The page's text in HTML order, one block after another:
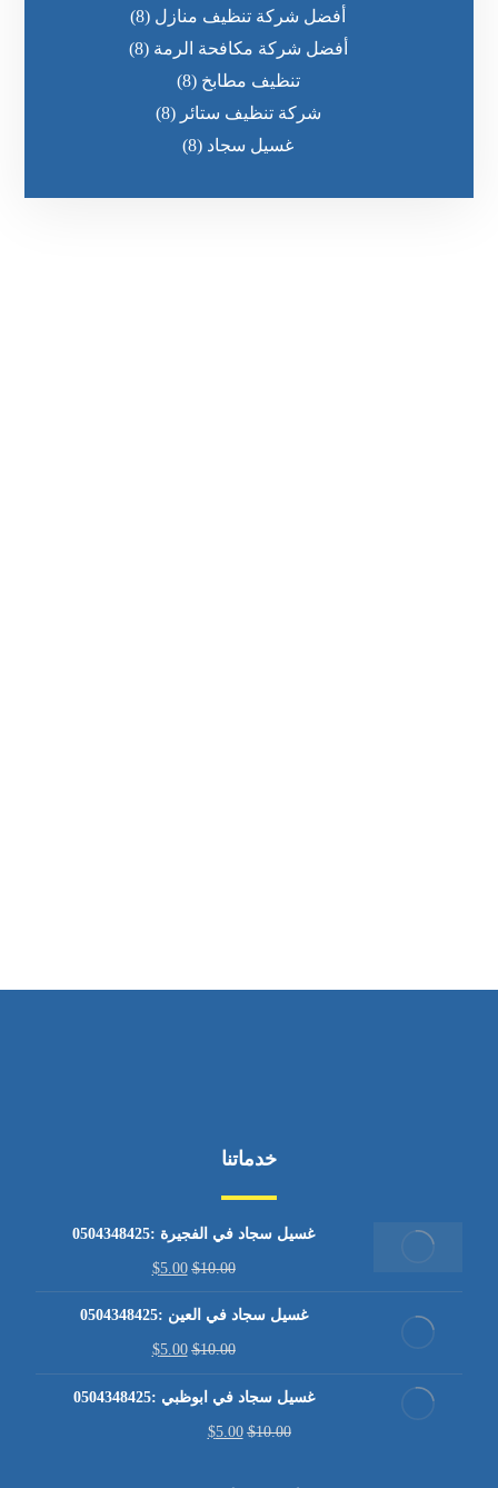
أفضل شركة تنظيف منازل (8)
أفضل شركة مكافحة الرمة (8)
تنظيف مطابخ (8)
شركة تنظيف ستائر (8)
غسيل سجاد (8)
خدماتنا
غسيل سجاد في الفجيرة :0504348425
$10.00
$5.00
غسيل سجاد في العين :0504348425
$10.00
$5.00
غسيل سجاد في ابوظبي :0504348425
$10.00
$5.00